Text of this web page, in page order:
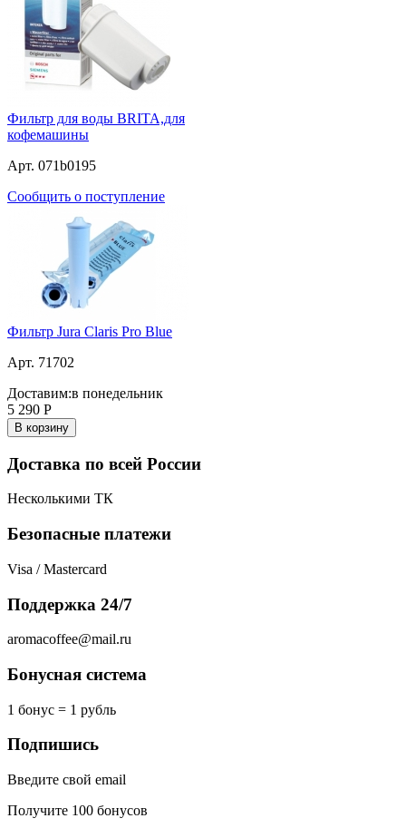
Фильтр для воды BRITA,для
кофемашины
Арт. 071b0195
Сообщить о поступление
Фильтр Jura Claris Pro Blue
Арт. 71702
Доставим:в понедельник
5 290 Р
В корзину
Доставка по всей России
Несколькими ТК
Безопасные платежи
Visa / Mastercard
Поддержка 24/7
aromacoffee@mail.ru
Бонусная система
1 бонус = 1 рубль
Подпишись
Введите свой email
Получите 100 бонусов